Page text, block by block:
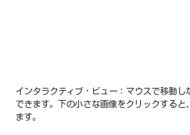
インタラクティブ・ビュー：マウスで移動
できます。下の小さな画像をクリックすると
ます。